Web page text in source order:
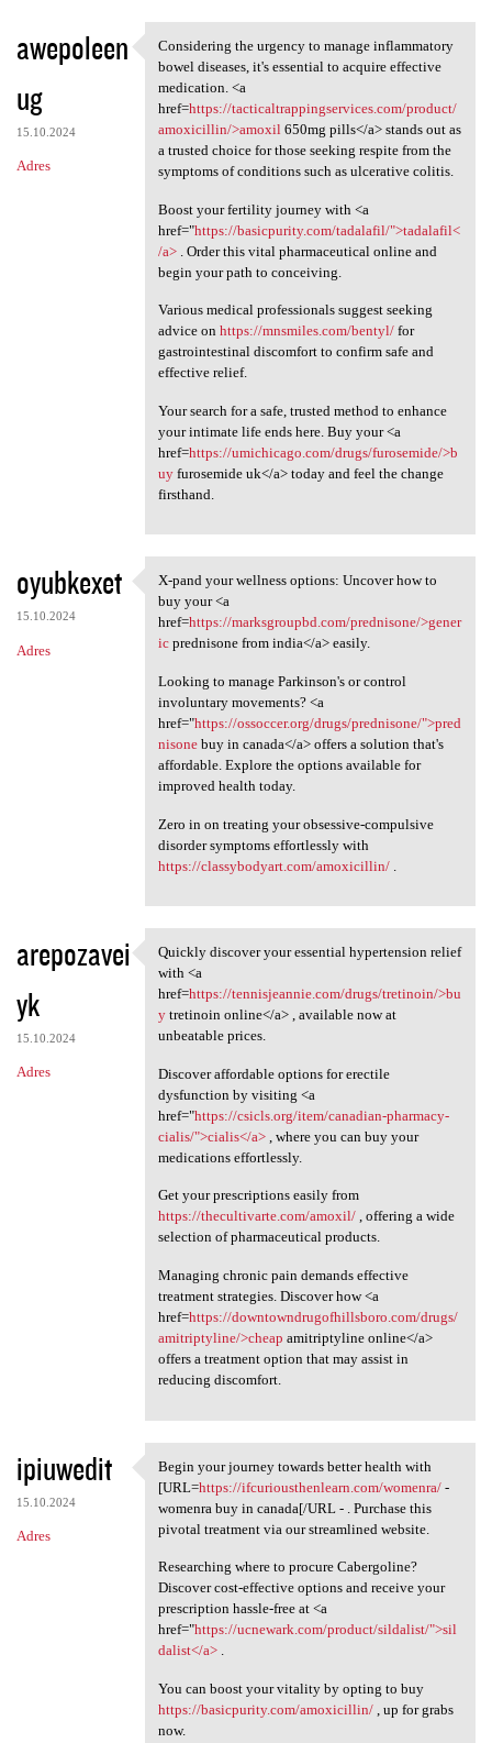
awepoleen
ug
15.10.2024
Adres
Considering the urgency to
Considering the urgency to manage inflammatory
bowel diseases, it's essential to acquire effective
medication. <a
href=https://tacticaltrappingservices.com/product/
amoxicillin/>amoxil650mg pills</a> stands out as
a trusted choice for those seeking respite from the
symptoms of conditions such as ulcerative colitis.
Boost your fertility journey with <a
href="https://basicpurity.com/tadalafil/">tadalafil<
/a>. Order this vital pharmaceutical online and
begin your path to conceiving.
Various medical professionals suggest seeking
advice on https://mnsmiles.com/bentyl/for
gastrointestinal discomfort to confirm safe and
effective relief.
Your search for a safe, trusted method to enhance
your intimate life ends here. Buy your <a
href=https://umichicago.com/drugs/furosemide/>b
uyfurosemide uk</a> today and feel the change
firsthand.
oyubkexet
15.10.2024
Adres
X-pand your wellness options:
X-pand your wellness options: Uncover how to
buy your <a
href=https://marksgroupbd.com/prednisone/>gener
icprednisone from india</a> easily.
Looking to manage Parkinson's or control
involuntary movements? <a
href="https://ossoccer.org/drugs/prednisone/">pred
nisonebuy in canada</a> offers a solution that's
affordable. Explore the options available for
improved health today.
Zero in on treating your obsessive-compulsive
disorder symptoms effortlessly with
https://classybodyart.com/amoxicillin/.
arepozavei
yk
15.10.2024
Adres
Quickly discover your
Quickly discover your essential hypertension relief
with <a
href=https://tennisjeannie.com/drugs/tretinoin/>bu
ytretinoin online</a> , available now at
unbeatable prices.
Discover affordable options for erectile
dysfunction by visiting <a
href="https://csicls.org/item/canadian-pharmacy-
cialis/">cialis</a>, where you can buy your
medications effortlessly.
Get your prescriptions easily from
https://thecultivarte.com/amoxil/, offering a wide
selection of pharmaceutical products.
Managing chronic pain demands effective
treatment strategies. Discover how <a
href=https://downtowndrugofhillsboro.com/drugs/
amitriptyline/>cheap amitriptyline online</a>
offers a treatment option that may assist in
reducing discomfort.
ipiuwedit
15.10.2024
Adres
Begin your journey towards
Begin your journey towards better health with
[URL=https://ifcuriousthenlearn.com/womenra/-
womenra buy in canada[/URL - . Purchase this
pivotal treatment via our streamlined website.
Researching where to procure Cabergoline?
Discover cost-effective options and receive your
prescription hassle-free at <a
href="https://ucnewark.com/product/sildalist/">sil
dalist</a>.
You can boost your vitality by opting to buy
https://basicpurity.com/amoxicillin/, up for grabs
now.